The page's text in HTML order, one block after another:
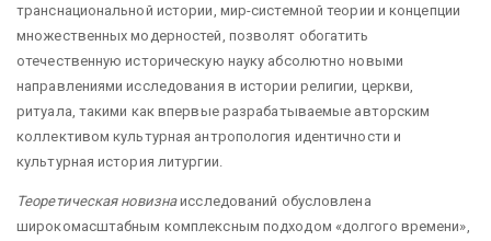
транснациональной истории, мир-системной теории и концепции
множественных модерностей, позволят обогатить
отечественную историческую науку абсолютно новыми
направлениями исследования в истории религии, церкви,
ритуала, такими как впервые разрабатываемые авторским
коллективом культурная антропология идентичности и
культурная история литургии.
Теоретическая новизнаисследований обусловлена
широкомасштабным комплексным подходом «долгого времени»,